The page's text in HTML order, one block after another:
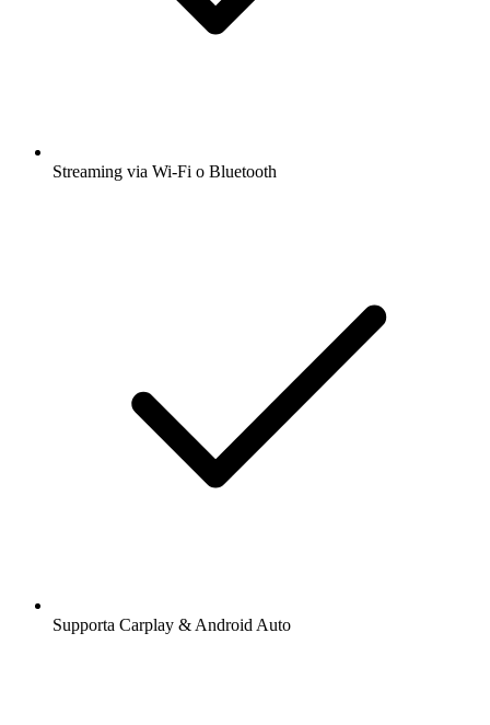
Streaming via Wi-Fi o Bluetooth
Supporta Carplay & Android Auto